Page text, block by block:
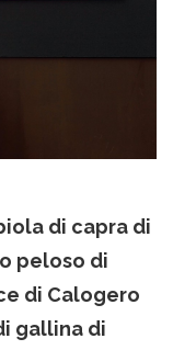
di capra di
peloso di
di Calogero
gallina di